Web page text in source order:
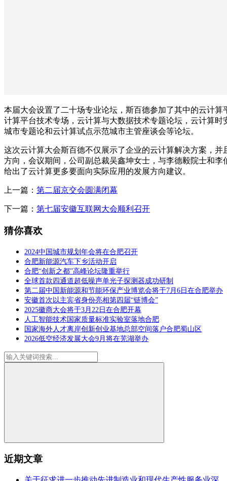
本届大会设置了二十场专业论坛，斯百德参加了其中的云计算
计算平台技术专场，云计算与大数据技术专题论坛，云计算时
城市专题论和云计算试点示范城市主管座谈会等论坛。
这次云计算大会斯百德不仅展示了企业的云计算解决方案，并
方向，会议期间，公司副总裁吴鑫坤女士，与李德毅院士和李
给出了云计算更多要面向实际应用的发展方向建议。
上一篇： 第二届京交会圆满闭幕
下一篇： 第七届安徽互联网大会顺利召开
猜你喜欢
2024中国城市规划年会将在合肥召开
合肥新能源汽车下乡活动开启
合肥“创新之都”高峰论坛隆重举行
全球首款四通道超低噪声单光子探测器成功研制
第二届中国新能源和节能环保产业博览会将于7月6日在合肥举办
安徽首次以主宾省身份亮相第四届“链博会”
2025徽商大会将于3月22日在合肥开幕
人工智能技术国家质量标准实验室落地合肥
国家海外人才离岸创新创业基地总部空间落户合肥蜀山区
2026低空经济发展大会9月将在芜湖举办
近期文章